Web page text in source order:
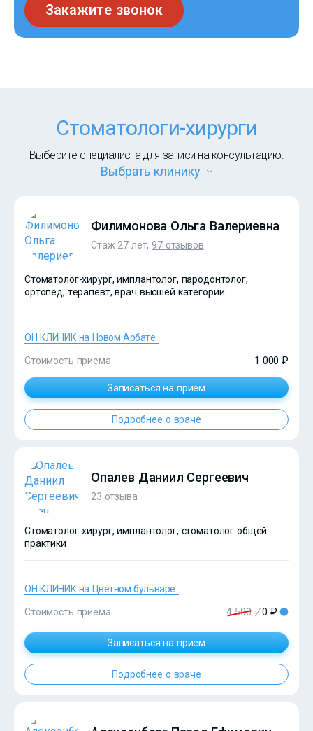
Закажите звонок
Стоматологи-хирурги
Выберите специалиста для записи на консультацию.
Выбрать клинику
Филимонова Ольга Валериевна
Стаж 27 лет, 97 отзывов
Стоматолог-хирург, имплантолог, пародонтолог,
ортопед, терапевт, врач высшей категории
ОН КЛИНИК на Новом Арбате
Стоимость приема 1 000 ₽
Записаться на прием
Подробнее о враче
?>
Опалев Даниил Сергеевич
23 отзыва
Стоматолог-хирург, имплантолог, стоматолог общей
практики
ОН КЛИНИК на Цветном бульваре
Стоимость приема 4 500 / 0 ₽
Записаться на прием
Подробнее о враче